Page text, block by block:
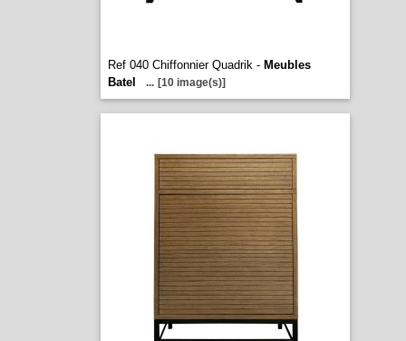
Ref 040 Chiffonnier Quadrik - Meubles
Batel
... [10 image(s)]